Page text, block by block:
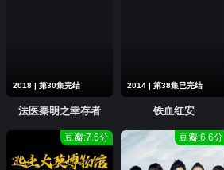
2018 | 第30集完结
法医秦明之幸存者
2014 | 第38集已完结
铁血红安
豆瓣:7.6分 豆瓣:6.6分